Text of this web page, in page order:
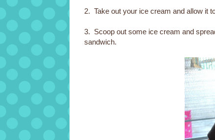
2. Take out your ice cream and allow it
3. Scoop out some ice cream and
sandwich.